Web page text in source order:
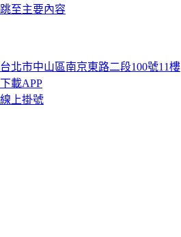
跳至主要內容
台北市中山區南京東路二段100號11樓
下載APP
線上掛號